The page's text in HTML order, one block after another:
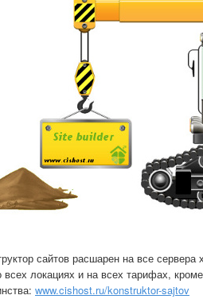
сайтов расшарен на все сервера
всех локациях и на всех тарифах,
www.cishost.ru/konstruktor-sajtov